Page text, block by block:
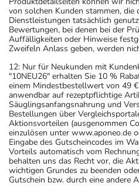
von solchen Kunden stammen, die
Dienstleistungen tatsächlich
Bewertungen, bei denen bei der
Auffälligkeiten oder Hinweise
Zweifeln Anlass geben, werden
12: Nur für Neukunden mit
"10NEU26" erhalten Sie 10 %
einem Mindestbestellwert von 49
anwendbar auf rezeptpflichtige
Säuglingsanfangsnahrung und
Bestellungen über
Aktionsvorteilen (ausgenommen
einzulösen unter www.aponeo.de
Eingabe des Gutscheincodes im
Vorteils automatisch vom
behalten uns das Recht vor, die
wichtigen Grundes zu beenden
Gutschein bzw. durch eine andere